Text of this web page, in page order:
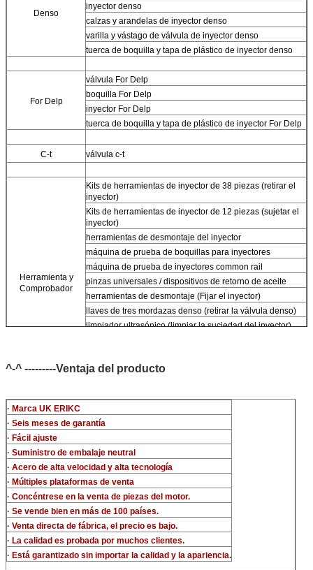
Denso
inyector denso
calzas y arandelas de inyector denso
varilla y vástago de válvula de inyector denso
tuerca de boquilla y tapa de plástico de inyector denso
For Delp
válvula For Delp
boquilla For Delp
inyector For Delp
tuerca de boquilla y tapa de plástico de inyector For Delp
C-t válvula c-t
Herramienta y
Comprobador
Kits de herramientas de inyector de 38 piezas (retirar el
inyector)
Kits de herramientas de inyector de 12 piezas (sujetar el
inyector)
herramientas de desmontaje del inyector
máquina de prueba de boquillas para inyectores
máquina de prueba de inyectores common rail
pinzas universales / dispositivos de retorno de aceite
herramientas de desmontaje (Fijar el inyector)
llaves de tres mordazas denso (retirar la válvula denso)
limpiador ultrasónico (limpiar la suciedad del inyector)
banco de pruebas de inyectores common rail (For BOS
^-^ ---------Ventaja del producto
· Marca UK ERIKC
· Seis meses de garantía
· Fácil ajuste
· Suministro de embalaje neutral
· Acero de alta velocidad y alta tecnología
· Múltiples plataformas de venta
· Concéntrese en la venta de piezas del motor.
· Se vende bien en más de 100 países.
· Venta directa de fábrica, el precio es bajo.
· La calidad es probada por muchos clientes.
· Está garantizado sin importar la calidad y la apariencia.